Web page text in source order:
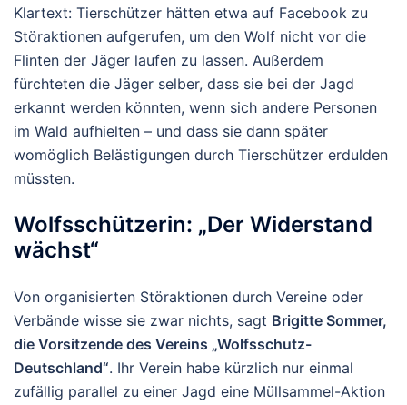
Klartext: Tierschützer hätten etwa auf Facebook zu
Störaktionen aufgerufen, um den Wolf nicht vor die
Flinten der Jäger laufen zu lassen. Außerdem
fürchteten die Jäger selber, dass sie bei der Jagd
erkannt werden könnten, wenn sich andere Personen
im Wald aufhielten – und dass sie dann später
womöglich Belästigungen durch Tierschützer erdulden
müssten.
Wolfsschützerin: „Der Widerstand
wächst“
Von organisierten Störaktionen durch Vereine oder
Verbände wisse sie zwar nichts, sagt Brigitte Sommer,
die Vorsitzende des Vereins „Wolfsschutz-
Deutschland“. Ihr Verein habe kürzlich nur einmal
zufällig parallel zu einer Jagd eine Müllsammel-Aktion